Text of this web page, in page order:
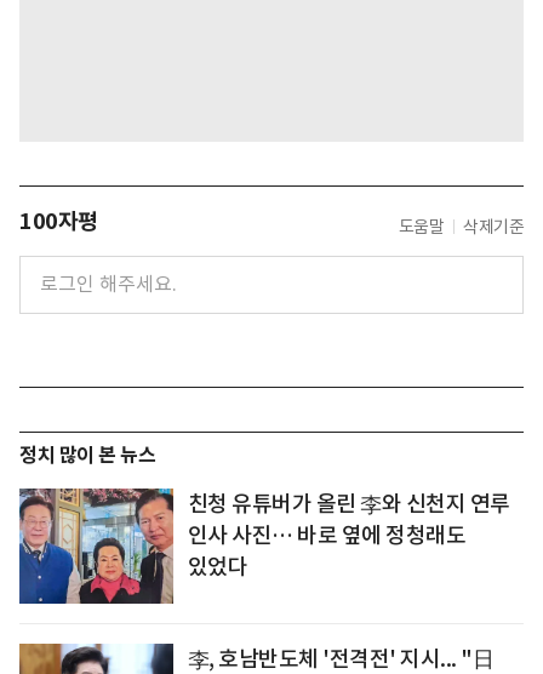
100자평 도움말 삭제기준
정치 많이 본 뉴스
친청 유튜버가 올린 李와 신천지 연루
인사 사진… 바로 옆에 정청래도
있었다
李, 호남반도체 '전격전' 지시... "日